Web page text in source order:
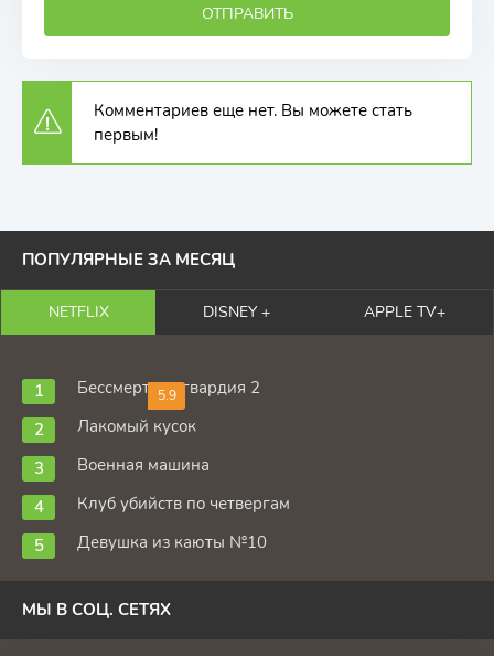
ОТПРАВИТЬ
Комментариев еще нет. Вы можете стать
первым!
ПОПУЛЯРНЫЕ ЗА МЕСЯЦ
NETFLIX DISNEY + APPLE TV+
5.9
Бессмертная гвардия 2
Лакомый кусок
Военная машина
Клуб убийств по четвергам
Девушка из каюты №10
МЫ В СОЦ. СЕТЯХ